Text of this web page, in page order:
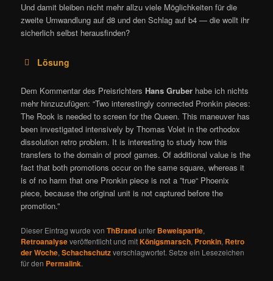
Und damit bleiben nicht mehr allzu viele Möglichkeiten für die
zweite Umwandlung auf d8 und den Schlag auf b4 — die wollt ihr
sicherlich selbst herausfinden?
Lösung
Dem Kommentar des Preisrichters Hans Gruber habe ich nichts
mehr hinzuzufügen: “Two interestingly connected Pronkin pieces:
The Rook is needed to screen for the Queen. This maneuver has
been investigated intensively by Thomas Volet in the orthodox
dissolution retro problem. It is interesting to study how this
transfers to the domain of proof games. Of additional value is the
fact that both promotions occur on the same square, whereas it
is of no harm that one Pronkin piece is not a ”true“ Phoenix
piece, because the original unit is not captured before the
promotion.”
Dieser Eintrag wurde vonThBrandunter Beweispartie,
Retroanalyseveröffentlicht und mitKönigsmarsch, Pronkin, Retro
der Woche,Schachschutzverschlagwortet. Setze ein Lesezeichen
für den Permalink.